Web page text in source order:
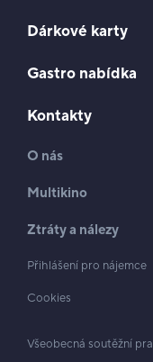
Dárkové karty
Gastro nabídka
Kontakty
O nás
Multikino
Ztráty a nálezy
Přihlášení pro nájemce
Cookies
Všeobecná soutěžní